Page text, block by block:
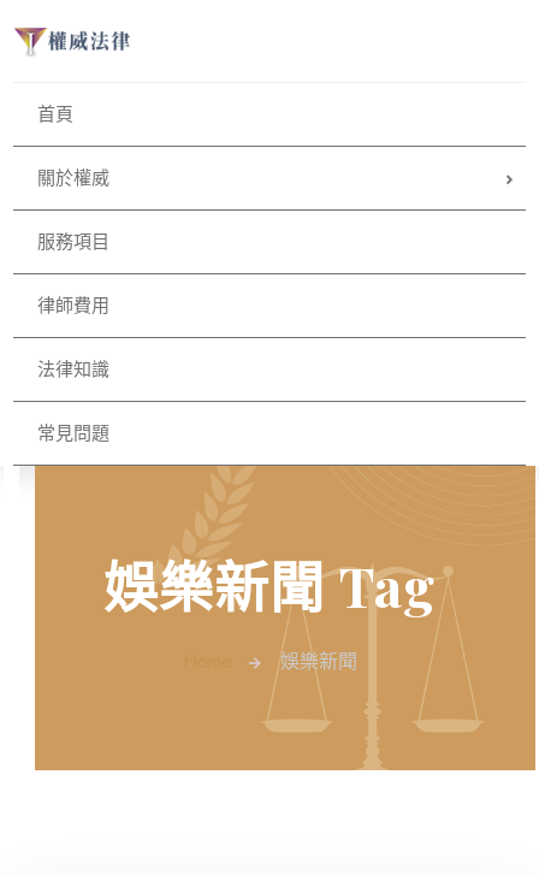
首頁
關於權威
服務項目
律師費用
法律知識
常見問題
娛樂新聞 Tag
娛樂新聞